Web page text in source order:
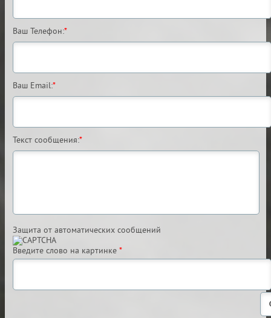
Ваш Телефон:*
Ваш Email:*
Текст сообщения:*
Защита от автоматических сообщений
Введите слово на картинке *